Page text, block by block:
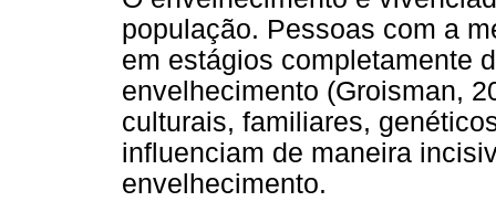
população. Pessoas com a
em estágios completamente
envelhecimento (Groisman,
culturais, familiares,
influenciam de maneira
envelhecimento.